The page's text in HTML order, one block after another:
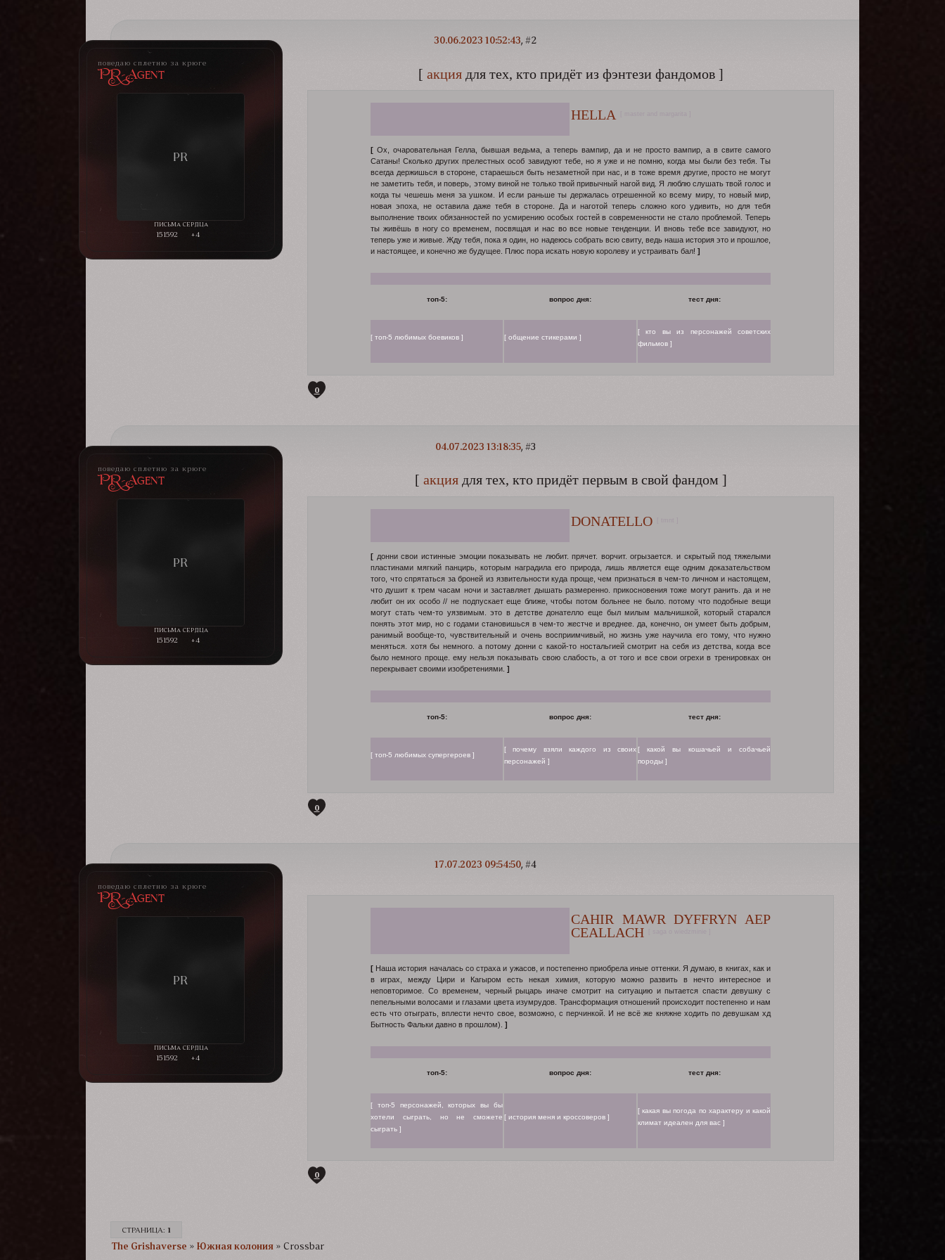
2
30.06.2023 10:52:43
поведаю сплетню за крюге
PR-Agent
151592 +4
[ акциядля тех, кто придёт из фэнтези фандомов ]
HELLA
[ Ох, очаровательная Гелла, бывшая ведьма, а теперь вампир, да и не просто вампир, а в свите самого
Сатаны! Сколько других прелестных особ завидуют тебе, но я уже и не помню, когда мы были без тебя. Ты
всегда держишься в стороне, стараешься быть незаметной при нас, и в тоже время другие, просто не могут
не заметить тебя, и поверь, этому виной не только твой привычный нагой вид. Я люблю слушать твой голос и
когда ты чешешь меня за ушком. И если раньше ты держалась отрешенной ко всему миру, то новый мир,
новая эпоха, не оставила даже тебя в стороне. Да и наготой теперь сложно кого удивить, но для тебя
выполнение твоих обязанностей по усмирению особых гостей в современности не стало проблемой. Теперь
ты живёшь в ногу со временем, посвящая и нас во все новые тенденции. И вновь тебе все завидуют, но
теперь уже и живые. Жду тебя, пока я один, но надеюсь собрать всю свиту, ведь наша история это и прошлое,
и настоящее, и конечно же будущее. Плюс пора искать новую королеву и устраивать бал! ]
топ-5: вопрос дня: тест дня:
[ топ-5 любимых боевиков ] [ общение стикерами ]
[ кто вы из персонажей советских
фильмов ]
0
3
04.07.2023 13:18:35
поведаю сплетню за крюге
PR-Agent
151592 +4
[ акциядля тех, кто придёт первым в свой фандом ]
DONATELLO
[ донни свои истинные эмоции показывать не любит. прячет. ворчит. огрызается. и скрытый под тяжелыми
пластинами мягкий панцирь, которым наградила его природа, лишь является еще одним доказательством
того, что спрятаться за броней из язвительности куда проще, чем признаться в чем-то личном и настоящем,
что душит к трем часам ночи и заставляет дышать размеренно. прикосновения тоже могут ранить. да и не
любит он их особо // не подпускает еще ближе, чтобы потом больнее не было. потому что подобные вещи
могут стать чем-то уязвимым. это в детстве донателло еще был милым мальчишкой, который старался
понять этот мир, но с годами становишься в чем-то жестче и вреднее. да, конечно, он умеет быть добрым,
ранимый вообще-то, чувствительный и очень восприимчивый, но жизнь уже научила его тому, что нужно
меняться. хотя бы немного. а потому донни с какой-то ностальгией смотрит на себя из детства, когда все
было немного проще. ему нельзя показывать свою слабость, а от того и все свои огрехи в тренировках он
перекрывает своими изобретениями. ]
топ-5: вопрос дня: тест дня:
[ топ-5 любимых супергероев ]
[ почему взяли каждого из своих
персонажей ]
[ какой вы кошачьей и собачьей
породы ]
0
4
17.07.2023 09:54:50
поведаю сплетню за крюге
PR-Agent
151592 +4
CAHIR MAWR DYFFRYN AEP
CEALLACH
[ Наша история началась со страха и ужасов, и постепенно приобрела иные оттенки. Я думаю, в книгах, как и
в играх, между Цири и Кагыром есть некая химия, которую можно развить в нечто интересное и
неповторимое. Со временем, черный рыцарь иначе смотрит на ситуацию и пытается спасти девушку с
пепельными волосами и глазами цвета изумрудов. Трансформация отношений происходит постепенно и нам
есть что отыграть, вплести нечто свое, возможно, с перчинкой. И не всё же княжне ходить по девушкам хд
Бытность Фальки давно в прошлом). ]
топ-5: вопрос дня: тест дня:
[ топ-5 персонажей, которых вы бы
хотели сыграть, но не сможете
сыграть ]
[ история меня и кроссоверов ]
[ какая вы погода по характеру и какой
климат идеален для вас ]
0
СТРАНИЦА: 1
The Grishaverse­­­ » Южная колония » Crossbar